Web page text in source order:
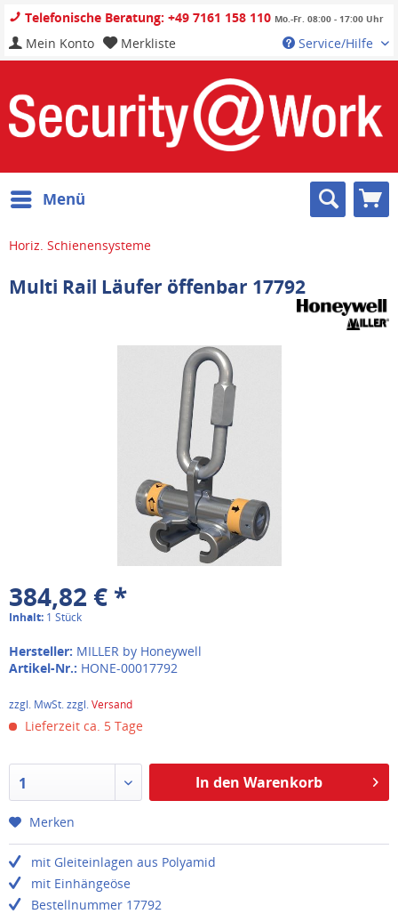
Telefonische Beratung: +49 7161 158 110 Mo.-Fr. 08:00 - 17:00 Uhr
Service/Hilfe
Mein Konto Merkliste
Menü
Horiz. Schienensysteme
Multi Rail Läufer öffenbar 17792
384,82 € *
Inhalt: 1 Stück
Hersteller: MILLER by Honeywell
Artikel-Nr.: HONE-00017792
zzgl. MwSt. zzgl.Versand
Lieferzeit ca. 5 Tage
1 In den Warenkorb
Merken
mit Gleiteinlagen aus Polyamid
mit Einhängeöse
Bestellnummer 17792